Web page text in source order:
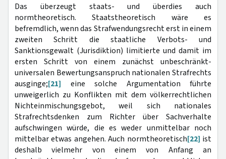
Das überzeugt staats- und überdies auch
normtheoretisch. Staatstheoretisch wäre es
befremdlich, wenn das Strafwendungsrecht erst in einem
zweiten Schritt die staatliche Verbots- und
Sanktionsgewalt (Jurisdiktion) limitierte und damit im
ersten Schritt von einem zunächst unbeschränkt-
universalen Bewertungsanspruch nationalen Strafrechts
ausginge;[21] eine solche Argumentation führte
unweigerlich zu Konflikten mit dem völkerrechtlichen
Nichteinmischungsgebot, weil sich nationales
Strafrechtsdenken zum Richter über Sachverhalte
aufschwingen würde, die es weder unmittelbar noch
mittelbar etwas angehen. Auch normtheoretisch[22] ist
deshalb vielmehr von einem von Anfang an